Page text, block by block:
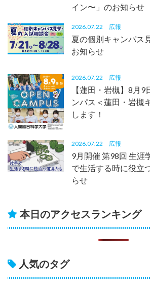
イン〜」のお知らせ
2026.07.22 広報
夏の個別キャンパス
お知らせ
2026.07.22 広報
【蓮田・岩槻】8月
ンパス＜蓮田・岩槻
します！
2026.07.22 広報
9月開催 第98回 生涯
で生活する時に役立
らせ
本日のアクセスランキング
人気のタグ